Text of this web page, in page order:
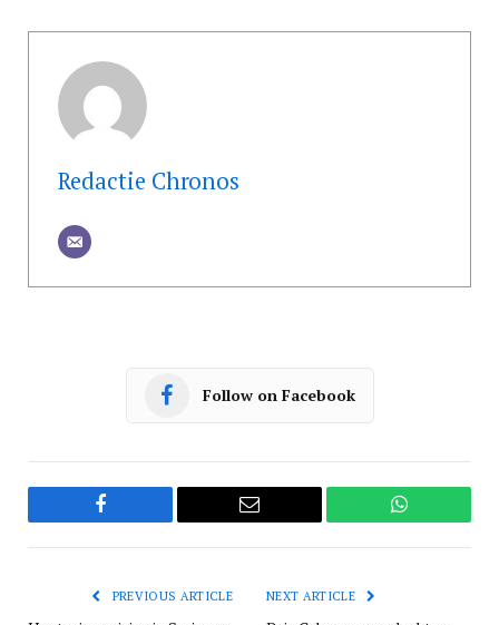
Redactie Chronos
Follow on Facebook
Facebook Email WhatsApp
PREVIOUS ARTICLE NEXT ARTICLE